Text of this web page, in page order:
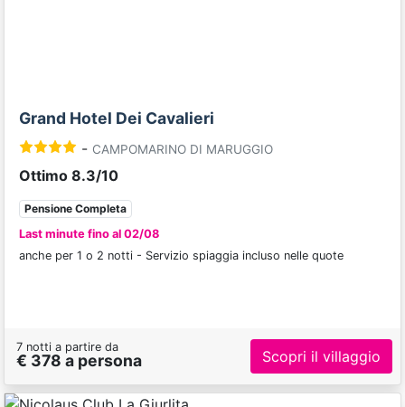
Grand Hotel Dei Cavalieri
- CAMPOMARINO DI MARUGGIO
Ottimo 8.3/10
Pensione Completa
Last minute fino al 02/08
anche per 1 o 2 notti - Servizio spiaggia incluso nelle quote
7 notti a partire da
€ 378 a persona Scopri il villaggio